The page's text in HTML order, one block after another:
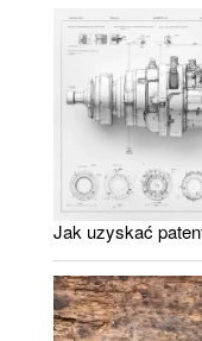
Jak uzyskać